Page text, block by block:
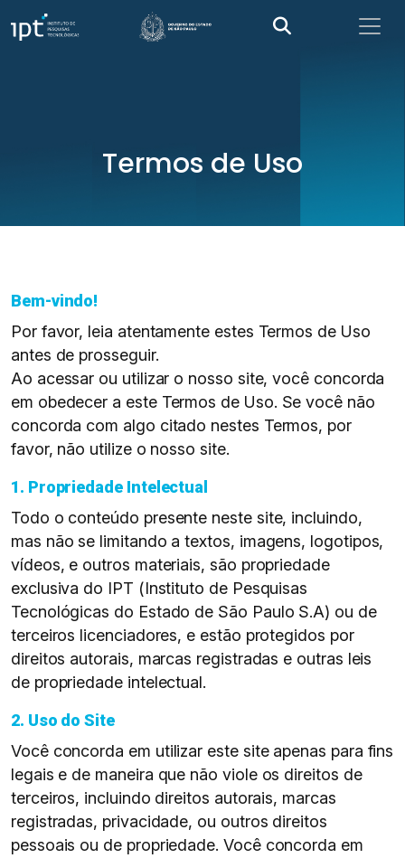
Termos de Uso
Bem-vindo!
Por favor, leia atentamente estes Termos de Uso
antes de prosseguir.
Ao acessar ou utilizar o nosso site, você concorda
em obedecer a este Termos de Uso. Se você não
concorda com algo citado nestes Termos, por
favor, não utilize o nosso site.
1. Propriedade Intelectual
Todo o conteúdo presente neste site, incluindo,
mas não se limitando a textos, imagens, logotipos,
vídeos, e outros materiais, são propriedade
exclusiva do IPT (Instituto de Pesquisas
Tecnológicas do Estado de São Paulo S.A) ou de
terceiros licenciadores, e estão protegidos por
direitos autorais, marcas registradas e outras leis
de propriedade intelectual.
2. Uso do Site
Você concorda em utilizar este site apenas para fins
legais e de maneira que não viole os direitos de
terceiros, incluindo direitos autorais, marcas
registradas, privacidade, ou outros direitos
pessoais ou de propriedade. Você concorda em